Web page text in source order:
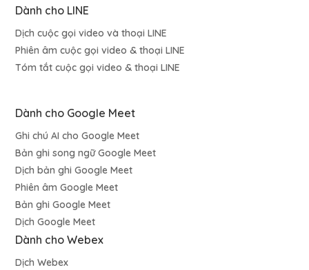
Dành cho LINE
Dịch cuộc gọi video và thoại LINE
Phiên âm cuộc gọi video & thoại LINE
Tóm tắt cuộc gọi video & thoại LINE
Dành cho Google Meet
Ghi chú AI cho Google Meet
Bản ghi song ngữ Google Meet
Dịch bản ghi Google Meet
Phiên âm Google Meet
Bản ghi Google Meet
Dịch Google Meet
Dành cho Webex
Dịch Webex